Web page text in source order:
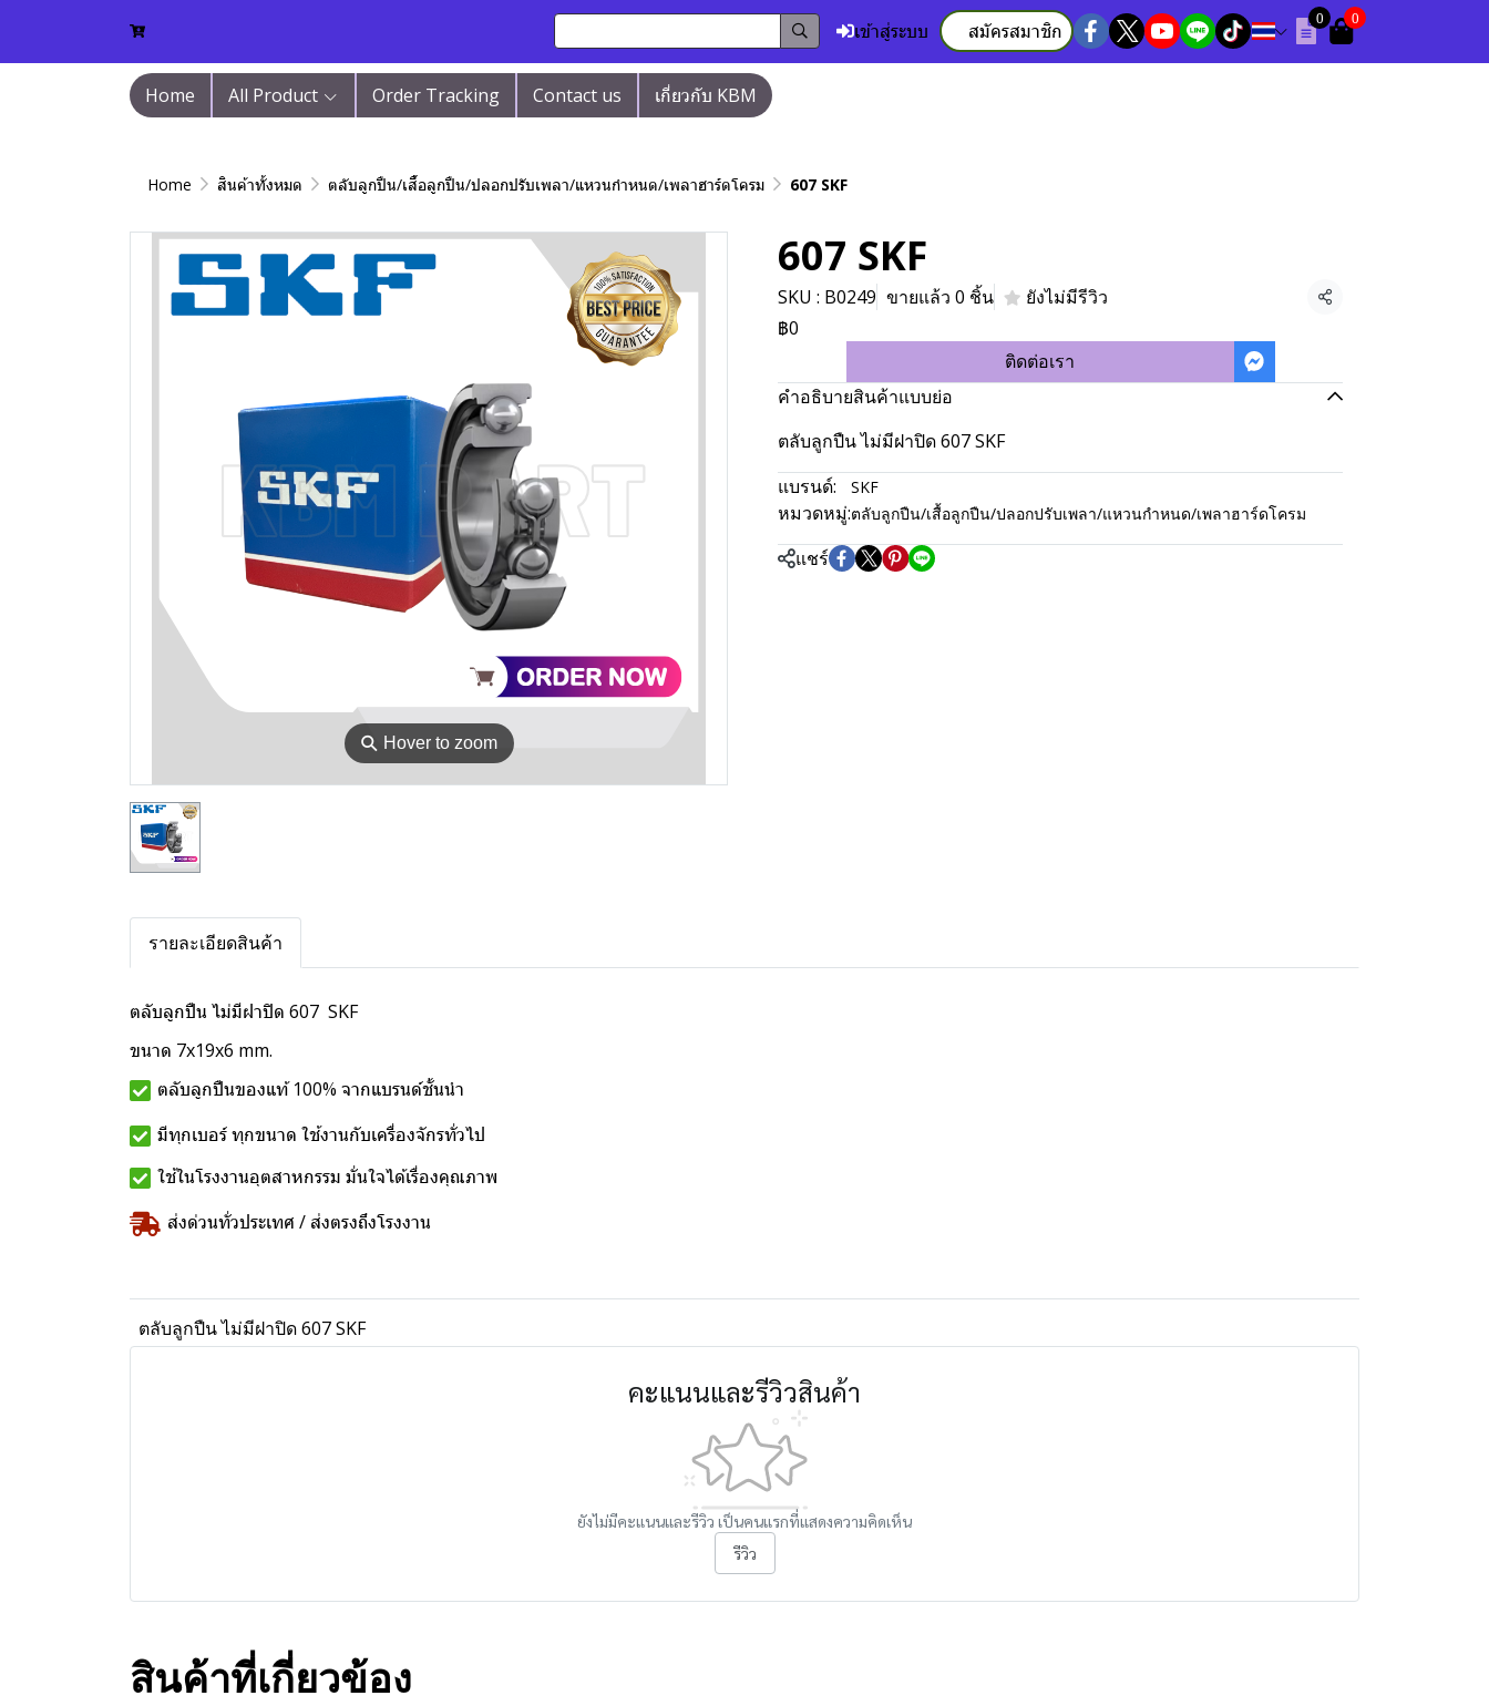
เข้าสู่ระบบ สมัครสมาชิก
0 0
Home All Product Order Tracking Contact us เกี่ยวกับ KBM
Home สินค้าทั้งหมด ตลับลูกปืน/เสื้อลูกปืน/ปลอกปรับเพลา/แหวนกำหนด/เพลาฮาร์ดโครม 607 SKF
⚲ Hover to zoom
607 SKF
SKU : B0249 ขายแล้ว 0 ชิ้น ยังไม่มีรีวิว
แชร์
฿0
ติดต่อเรา
คำอธิบายสินค้าแบบย่อ
ตลับลูกปืน ไม่มีฝาปิด 607 SKF
แบรนด์:
SKF
หมวดหมู่:ตลับลูกปืน/เสื้อลูกปืน/ปลอกปรับเพลา/แหวนกำหนด/เพลาฮาร์ดโครม
แชร์
รายละเอียดสินค้า
ตลับลูกปืน ไม่มีฝาปิด 607 SKF
ขนาด 7x19x6 mm.
ตลับลูกปืนของแท้ 100% จากแบรนด์ชั้นนำ
มีทุกเบอร์ ทุกขนาด ใช้งานกับเครื่องจักรทั่วไป
ใช้ในโรงงานอุตสาหกรรม มั่นใจได้เรื่องคุณภาพ
ส่งด่วนทั่วประเทศ / ส่งตรงถึงโรงงาน
ตลับลูกปืน ไม่มีฝาปิด 607 SKF
คะแนนและรีวิวสินค้า
ยังไม่มีคะแนนและรีวิว เป็นคนแรกที่แสดงความคิดเห็น
รีวิว
สินค้าที่เกี่ยวข้อง